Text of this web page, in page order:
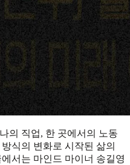
의 직업, 한 곳에서의 노동
식의 변화로 시작된 삶의
서는 마인드 마이너 송길영